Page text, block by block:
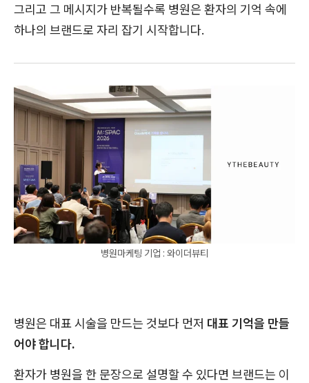
그리고 그 메시지가 반복될수록 병원은 환자의 기억 속에
하나의 브랜드로 자리 잡기 시작합니다.
병원마케팅 기업 : 와이더뷰티
병원은 대표 시술을 만드는 것보다 먼저 대표 기억을 만들
어야 합니다.
환자가 병원을 한 문장으로 설명할 수 있다면 브랜드는 이